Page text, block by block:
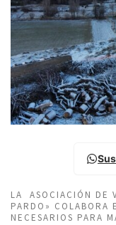
LA ASOCIACIÓN DE
PARDO» COLABORA
NECESARIOS PARA